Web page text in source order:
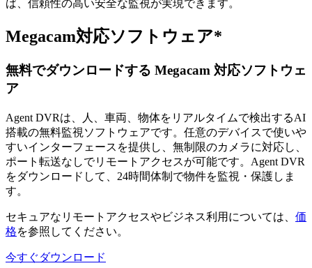
ば、信頼性の高い安全な監視が実現できます。
Megacam対応ソフトウェア*
無料でダウンロードする Megacam 対応ソフトウェ
ア
Agent DVRは、人、車両、物体をリアルタイムで検出するAI
搭載の無料監視ソフトウェアです。任意のデバイスで使いや
すいインターフェースを提供し、無制限のカメラに対応し、
ポート転送なしでリモートアクセスが可能です。Agent DVR
をダウンロードして、24時間体制で物件を監視・保護しま
す。
セキュアなリモートアクセスやビジネス利用については、 価
格を参照してください。
今すぐダウンロード